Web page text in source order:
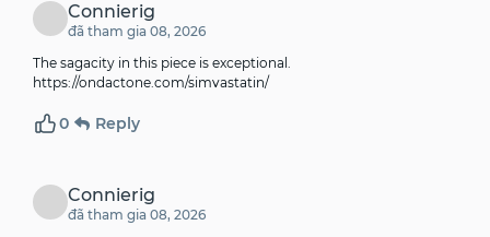
Connierig
đã tham gia 08, 2026
The sagacity in this piece is exceptional.
https://ondactone.com/simvastatin/
0 Reply
Connierig
đã tham gia 08, 2026